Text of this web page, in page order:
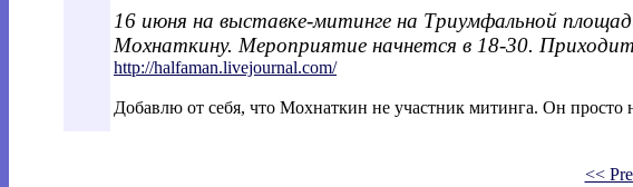
16 июня на выставке-митинге на Триумфальной
Мохнаткину. Мероприятие начнется в 18-30.
http://halfaman.livejournal.com/
Добавлю от себя, что Мохнаткин не участник митинга. Он просто
<<